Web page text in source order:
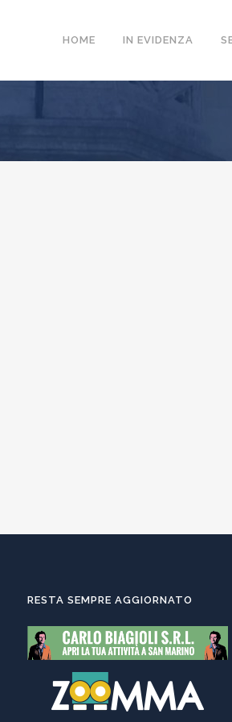
HOME IN EVIDENZA
RESTA SEMPRE AGGIORNATO